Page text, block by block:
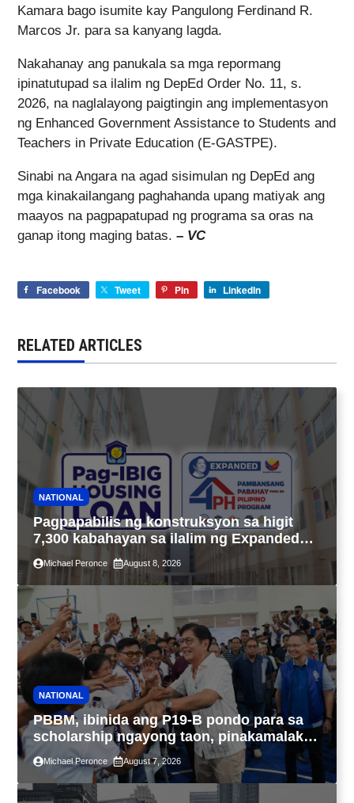
Kamara bago isumite kay Pangulong Ferdinand R.
Marcos Jr. para sa kanyang lagda.
Nakahanay ang panukala sa mga repormang
ipinatutupad sa ilalim ng DepEd Order No. 11, s.
2026, na naglalayong paigtingin ang implementasyon
ng Enhanced Government Assistance to Students and
Teachers in Private Education (E-GASTPE).
Sinabi na Angara na agad sisimulan ng DepEd ang
mga kinakailangang paghahanda upang matiyak ang
maayos na pagpapatupad ng programa sa oras na
ganap itong maging batas. – VC
Facebook Tweet Pin LinkedIn
RELATED ARTICLES
NATIONAL
Pagpapabilis ng konstruksyon sa higit
7,300 kabahayan sa ilalim ng Expanded
4PH, posible na sa pagtutulungan ng Pag-
IBIG at P.A. Alvarez
Michael Peronce August 8, 2026
NATIONAL
PBBM, ibinida ang P19-B pondo para sa
scholarship ngayong taon, pinakamalaki
sa kasaysayan ng TESDA
Michael Peronce August 7, 2026